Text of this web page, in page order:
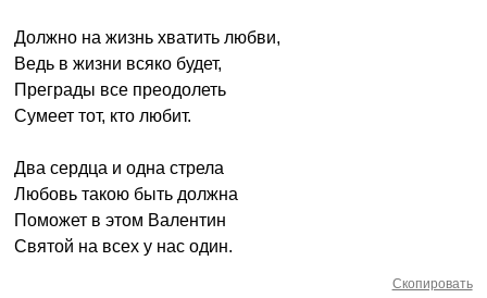
Должно на жизнь хватить любви,
Ведь в жизни всяко будет,
Преграды все преодолеть
Сумеет тот, кто любит.
Два сердца и одна стрела
Любовь такою быть должна
Поможет в этом Валентин
Святой на всех у нас один.
Скопировать